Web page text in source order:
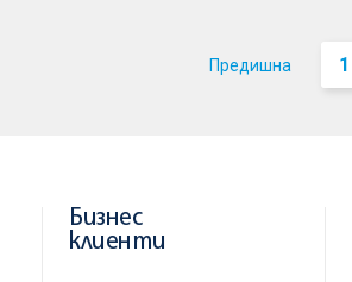
Предишна 1
Бизнес
клиенти